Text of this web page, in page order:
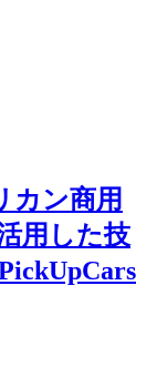
カン商用
用した技